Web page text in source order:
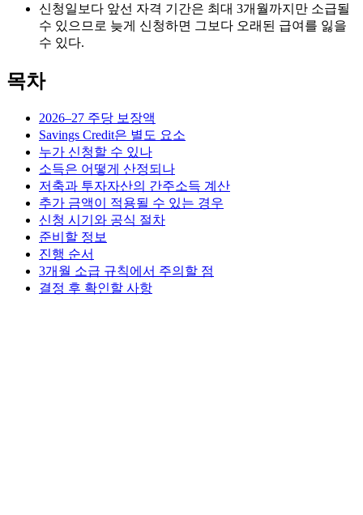
신청일보다 앞선 자격 기간은 최대 3개월까지만 소급될
수 있으므로 늦게 신청하면 그보다 오래된 급여를 잃을
수 있다.
목차
2026–27 주당 보장액
Savings Credit은 별도 요소
누가 신청할 수 있나
소득은 어떻게 산정되나
저축과 투자자산의 간주소득 계산
추가 금액이 적용될 수 있는 경우
신청 시기와 공식 절차
준비할 정보
진행 순서
3개월 소급 규칙에서 주의할 점
결정 후 확인할 사항